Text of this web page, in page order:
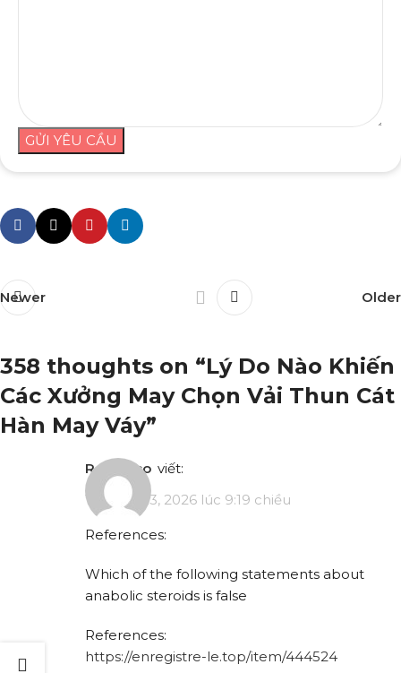
GỬI YÊU CẦU
Newer Older
358 thoughts on “Lý Do Nào Khiến
Các Xưởng May Chọn Vải Thun Cát
Hàn May Váy”
rentry.co viết:
Tháng 4 13, 2026 lúc 9:19 chiều
References:
Which of the following statements about
anabolic steroids is false
References:
https://enregistre-le.top/item/444524